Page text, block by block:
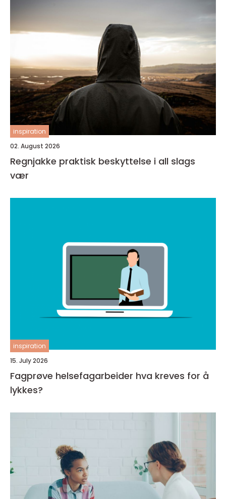
inspiration
02. August 2026
Regnjakke praktisk beskyttelse i all slags
vær
inspiration
15. July 2026
Fagprøve helsefagarbeider hva kreves for å
lykkes?